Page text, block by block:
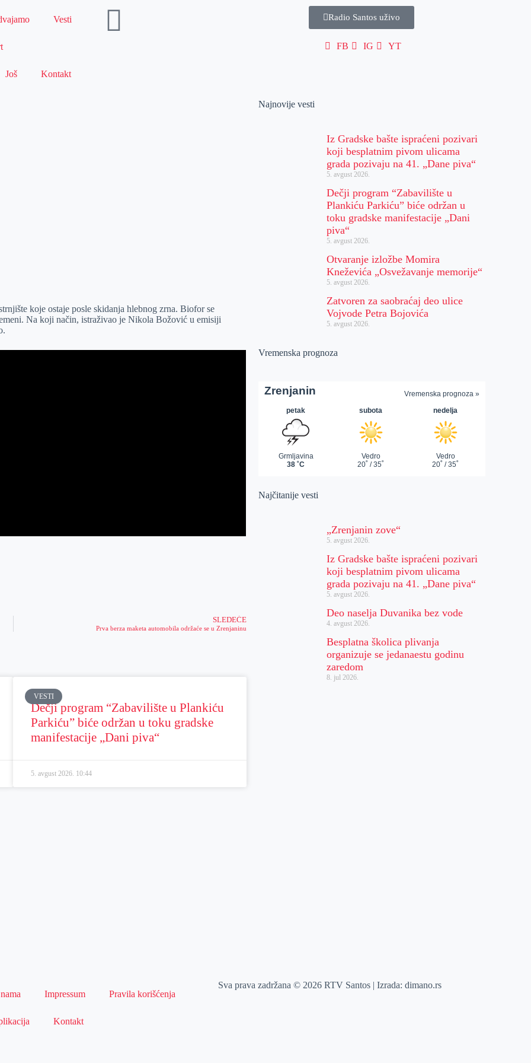
Vesti
Još Kontakt
Radio Santos uživo
FB IG YT
koje ostaje posle skidanja hlebnog zrna. Biofor se
Na koji način, istraživao je Nikola Božović u emisiji
SLEDEĆE
Prva berza maketa automobila održaće se u Zrenjaninu
VESTI
Dečji program “Zabavilište u Plankiću
Parkiću” biće održan u toku gradske
manifestacije „Dani piva“
5. avgust 2026. 10:44
Najnovije vesti
Iz Gradske bašte ispraćeni pozivari
koji besplatnim pivom ulicama
grada pozivaju na 41. „Dane piva“
5. avgust 2026.
Dečji program “Zabavilište u
Plankiću Parkiću” biće održan u
toku gradske manifestacije „Dani
piva“
5. avgust 2026.
Otvaranje izložbe Momira
Kneževića „Osvežavanje memorije“
5. avgust 2026.
Zatvoren za saobraćaj deo ulice
Vojvode Petra Bojovića
5. avgust 2026.
Vremenska prognoza
Najčitanije vesti
„Zrenjanin zove“
5. avgust 2026.
Iz Gradske bašte ispraćeni pozivari
koji besplatnim pivom ulicama
grada pozivaju na 41. „Dane piva“
5. avgust 2026.
Deo naselja Duvanika bez vode
4. avgust 2026.
Besplatna školica plivanja
organizuje se jedanaestu godinu
zaredom
8. jul 2026.
Impressum Pravila korišćenja
Kontakt
Sva prava zadržana © 2026 RTV Santos | Izrada:dimano.rs